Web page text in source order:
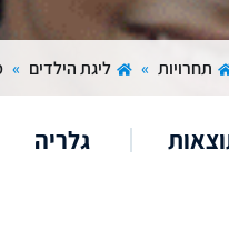
תחרויות » ליגת הילדים »
גלריה